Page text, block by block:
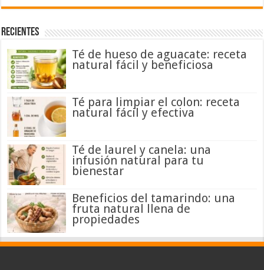
Recientes
Té de hueso de aguacate: receta
natural fácil y beneficiosa
Té para limpiar el colon: receta
natural fácil y efectiva
Té de laurel y canela: una
infusión natural para tu
bienestar
Beneficios del tamarindo: una
fruta natural llena de
propiedades